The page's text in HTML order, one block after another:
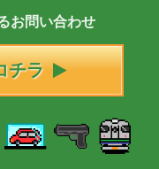
お問い合わせ
チラ